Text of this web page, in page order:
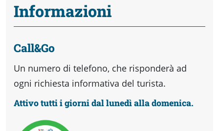
Informazioni
Call&Go
Un numero di telefono, che risponderà ad
ogni richiesta informativa del turista.
Attivo tutti i giorni dal lunedì alla domenica.